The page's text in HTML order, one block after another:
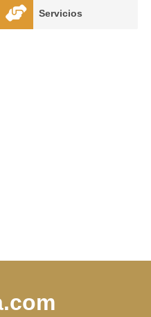
Servicios